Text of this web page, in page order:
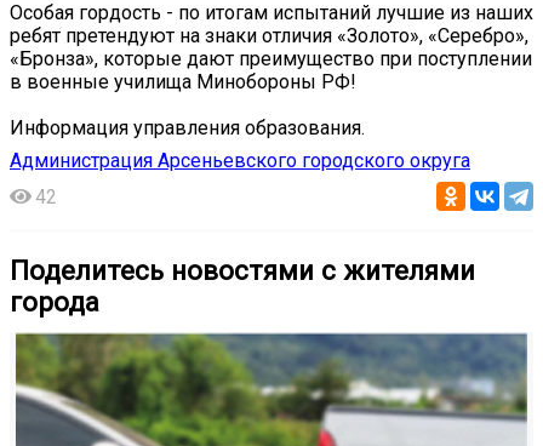
Особая гордость - по итогам испытаний лучшие из наших
ребят претендуют на знаки отличия «Золото», «Серебро»,
«Бронза», которые дают преимущество при поступлении
в военные училища Минобороны РФ!
Информация управления образования.
Администрация Арсеньевского городского округа
42
Поделитесь новостями с жителями
города